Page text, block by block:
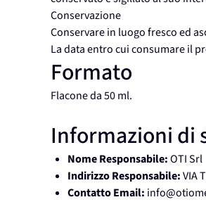
Conservazione
Conservare in luogo fresco ed
La data entro cui consumare il
Formato
Flacone da 50 ml.
Informazioni di
Nome Responsabile:OTI Srl
Indirizzo Responsabile:VIA
Contatto Email: